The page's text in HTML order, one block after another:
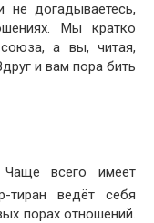
догадываетесь,
Мы кратко
а вы, читая,
и вам пора бить
Чаще всего имеет
тиран ведёт себя
порах отношений.